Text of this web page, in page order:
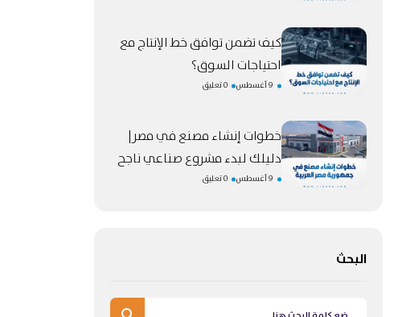
كيف تضمن توافق خط الإنتاج مع
احتياجات السوق؟
9 أغسطس 0 تعليق
خطوات إنشاء مصنع في مصر|
دليلك لبدء مشروع صناعي ناجح
9 أغسطس 0 تعليق
البحث